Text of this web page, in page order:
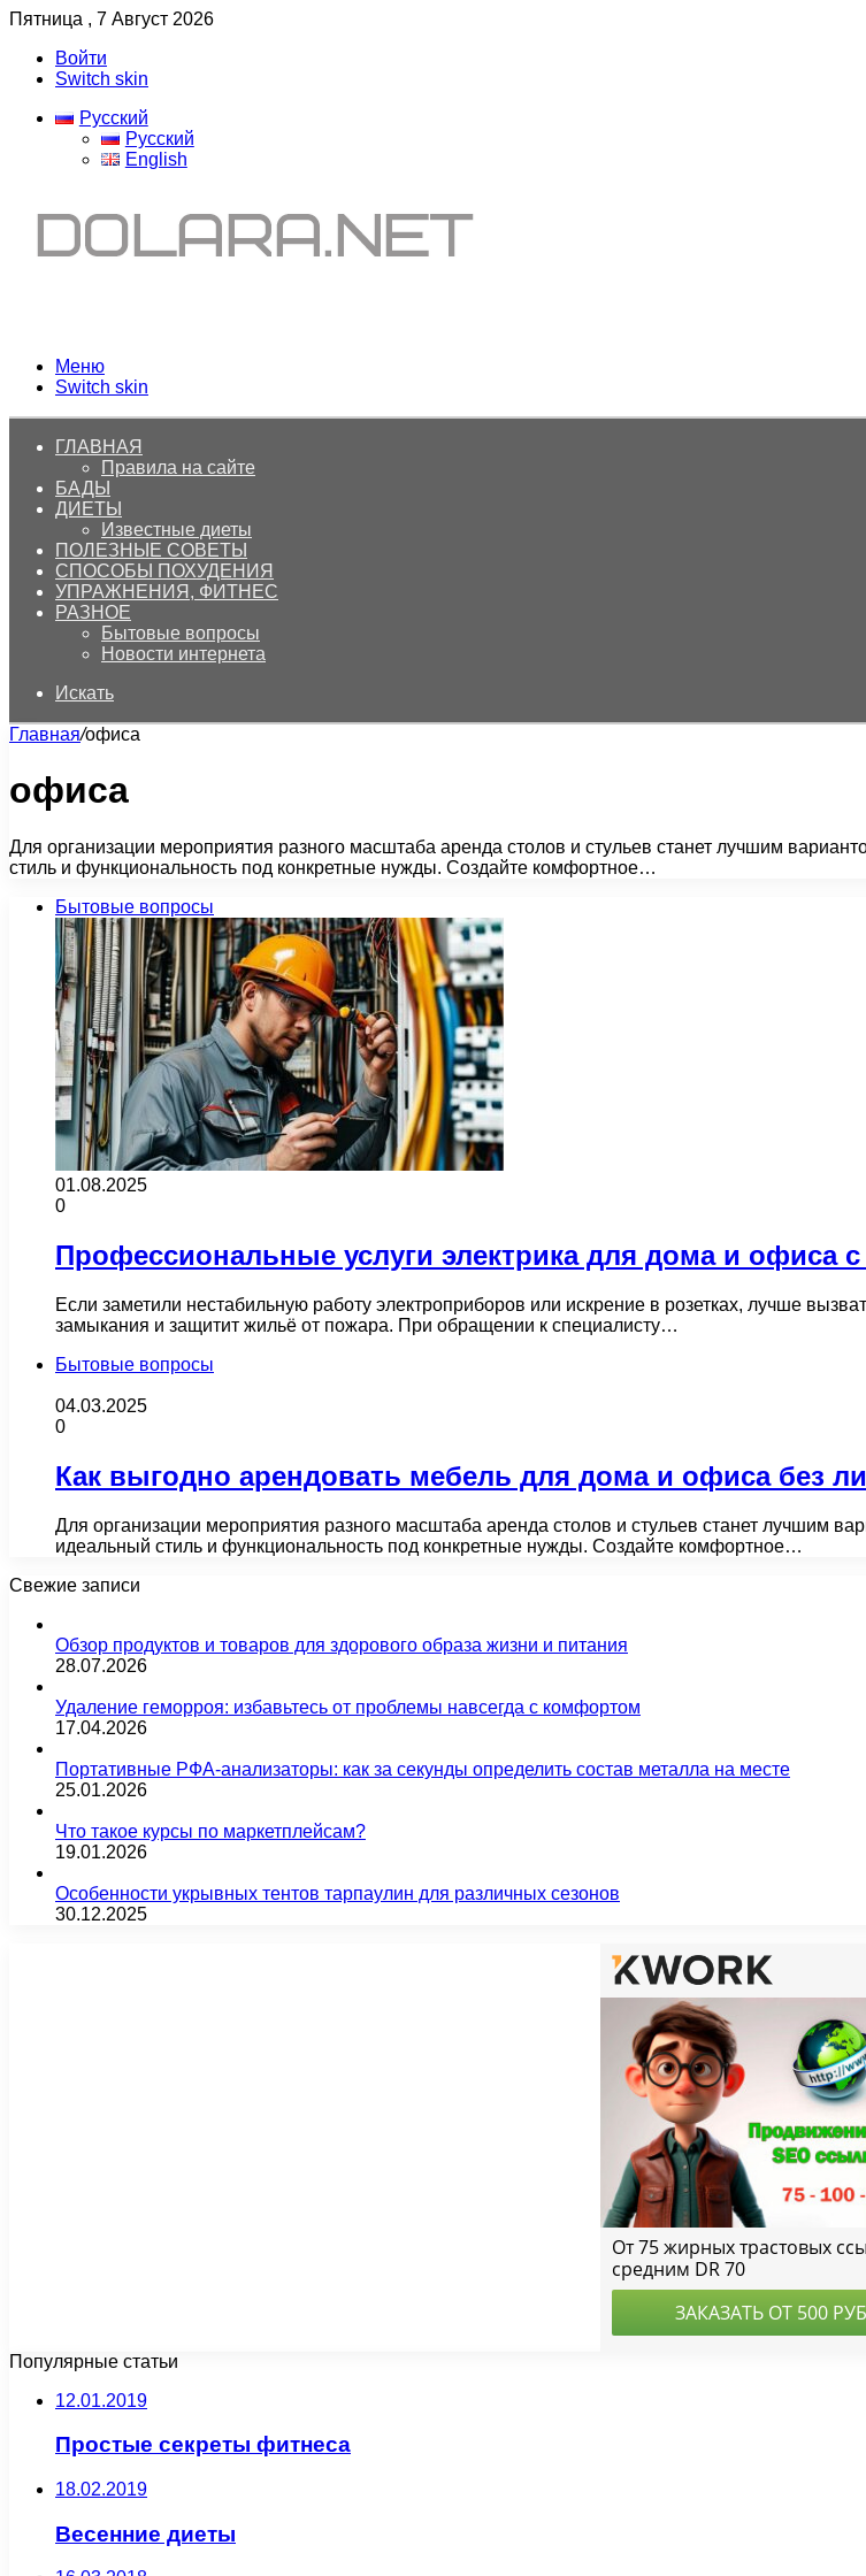
Пятница , 7 Август 2026
Войти
Switch skin
Русский
Русский
English
Меню
Switch skin
ГЛАВНАЯ
Правила на сайте
БАДЫ
ДИЕТЫ
Известные диеты
ПОЛЕЗНЫЕ СОВЕТЫ
СПОСОБЫ ПОХУДЕНИЯ
УПРАЖНЕНИЯ, ФИТНЕС
РАЗНОЕ
Бытовые вопросы
Новости интернета
Искать
Главная/офиса
офиса
Для организации мероприятия разного масштаба аренда столов и стульев станет лучшим
стиль и функциональность под конкретные нужды. Создайте комфортное…
Бытовые вопросы
01.08.2025
0
Профессиональные услуги электрика для дома и офиса с
Если заметили нестабильную работу электроприборов или искрение в розетках, лучше
замыкания и защитит жильё от пожара. При обращении к специалисту…
Бытовые вопросы
04.03.2025
0
Как выгодно арендовать мебель для дома и офиса без
Для организации мероприятия разного масштаба аренда столов и стульев станет лучшим
идеальный стиль и функциональность под конкретные нужды. Создайте комфортное…
Свежие записи
Обзор продуктов и товаров для здорового образа жизни и питания
28.07.2026
Удаление геморроя: избавьтесь от проблемы навсегда с комфортом
17.04.2026
Портативные РФА-анализаторы: как за секунды определить состав металла на месте
25.01.2026
Что такое курсы по маркетплейсам?
19.01.2026
Особенности укрывных тентов тарпаулин для различных сезонов
30.12.2025
Популярные статьи
12.01.2019
Простые секреты фитнеса
18.02.2019
Весенние диеты